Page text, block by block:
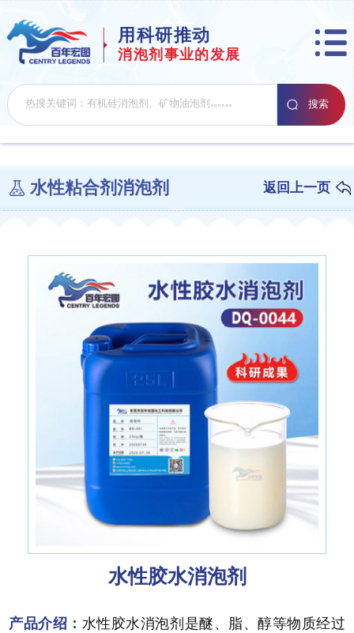
用科研推动
消泡剂事业的发展
水性粘合剂消泡剂 返回上一页
水性胶水消泡剂
产品介绍： 水性胶水消泡剂是醚、脂、醇等物质经过